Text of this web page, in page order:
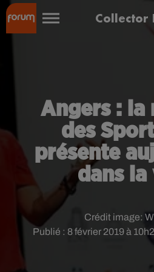
Collector
Angers : la
des
présente
dans
Publié : 8 février 2019 à
Crédit image: